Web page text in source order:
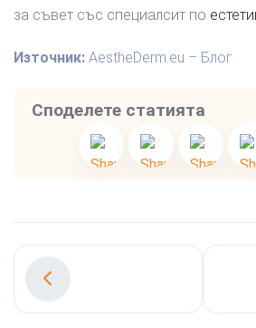
за съвет със специалсит по
Източник: AestheDerm.eu – Блог
Споделете статията